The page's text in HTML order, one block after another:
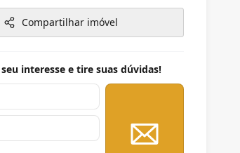
Compartilhar imóvel
interesse e tire suas dúvidas!